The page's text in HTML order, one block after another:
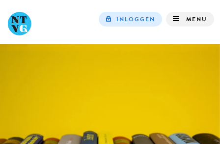
INLOGGEN MENU